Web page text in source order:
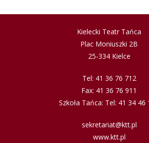
Kielecki Teatr Tańca
Plac Moniuszki 2B
25-334 Kielce
Tel: 41 36 76 712
Fax: 41 36 76 911
Szkoła Tańca: Tel: 41 34 46
sekretariat@ktt.pl
www.ktt.pl